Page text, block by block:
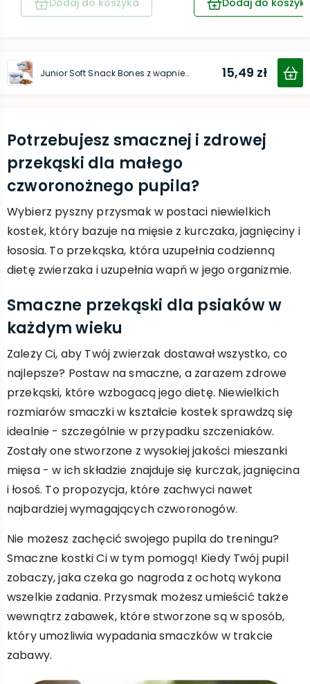
Dodaj do koszyka Dodaj do
Junior Soft Snack Bones z wapniem 140 g 15,49 zł
Potrzebujesz smacznej i zdrowej
przekąski dla małego
czworonożnego pupila?
Wybierz pyszny przysmak w postaci niewielkich
kostek, który bazuje na mięsie z kurczaka, jagnięciny i
łososia. To przekąska, która uzupełnia codzienną
dietę zwierzaka i uzupełnia wapń w jego organizmie.
Smaczne przekąski dla psiaków w
każdym wieku
Zależy Ci, aby Twój zwierzak dostawał wszystko, co
najlepsze? Postaw na smaczne, a zarazem zdrowe
przekąski, które wzbogacą jego dietę. Niewielkich
rozmiarów smaczki w kształcie kostek sprawdzą się
idealnie - szczególnie w przypadku szczeniaków.
Zostały one stworzone z wysokiej jakości mieszanki
mięsa - w ich składzie znajduje się kurczak, jagnięcina
i łosoś. To propozycja, które zachwyci nawet
najbardziej wymagających czworonogów.
Nie możesz zachęcić swojego pupila do treningu?
Smaczne kostki Ci w tym pomogą! Kiedy Twój pupil
zobaczy, jaka czeka go nagroda z ochotą wykona
wszelkie zadania. Przysmak możesz umieścić także
wewnątrz zabawek, które stworzone są w sposób,
który umożliwia wypadania smaczków w trakcie
zabawy.